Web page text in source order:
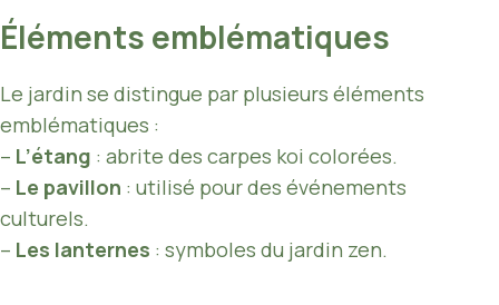
Éléments emblématiques
Le jardin se distingue par plusieurs éléments
emblématiques :
– L’étang : abrite des carpes koi colorées.
– Le pavillon : utilisé pour des événements
culturels.
– Les lanternes : symboles du jardin zen.